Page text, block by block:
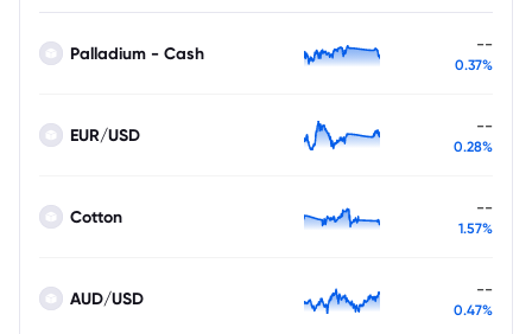
Palladium - Cash --
0.37%
EUR/USD --
0.28%
Cotton --
1.57%
AUD/USD --
0.47%